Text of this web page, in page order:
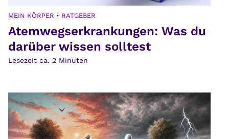
MEIN KÖRPER • RATGEBER
Atemwegserkrankungen: Was du
darüber wissen solltest
Lesezeit ca. 2 Minuten